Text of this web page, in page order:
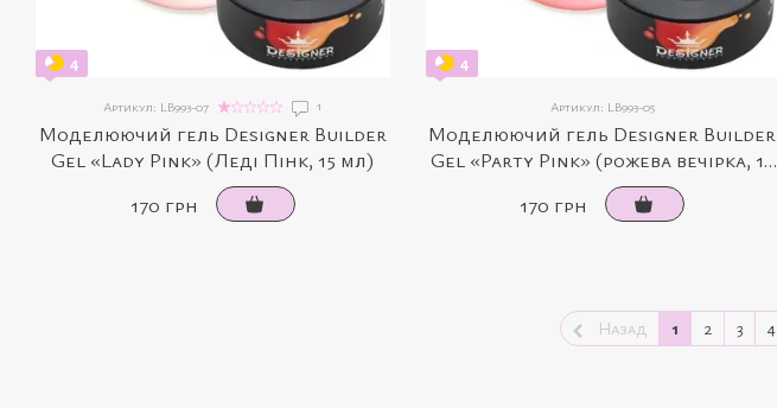
4
Артикул: LB993-07 1
Моделюючий гель Designer Builder
Gel «Lady Pink» (Леді Пінк, 15 мл)
170 грн
4
Артикул: LB993-05
Моделюючий гель Designer Builder
Gel «Party Pink» (рожева вечірка, 15
мл)
170 грн
Назад 1 2 3 4